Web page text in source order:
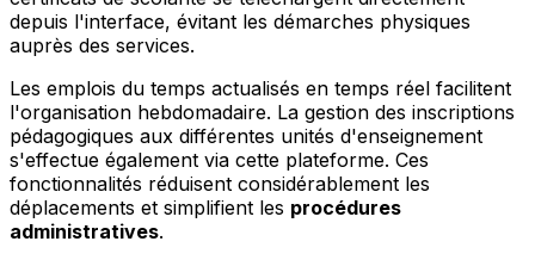
depuis l'interface, évitant les démarches physiques
auprès des services.
Les emplois du temps actualisés en temps réel facilitent
l'organisation hebdomadaire. La gestion des inscriptions
pédagogiques aux différentes unités d'enseignement
s'effectue également via cette plateforme. Ces
fonctionnalités réduisent considérablement les
déplacements et simplifient les procédures
administratives.